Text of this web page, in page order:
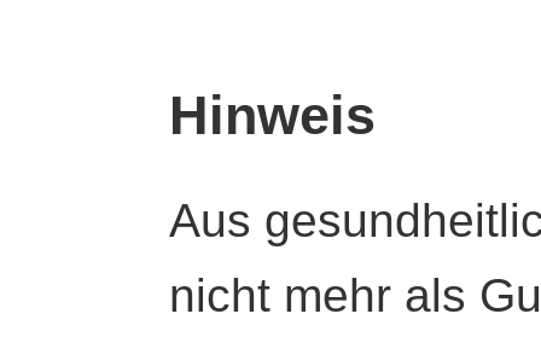
Hinweis
Aus
nicht mehr als